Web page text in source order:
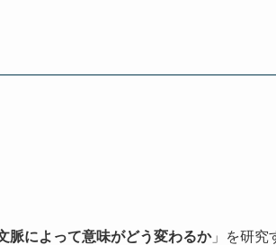
脈によって意味がどう変わるか」を研究